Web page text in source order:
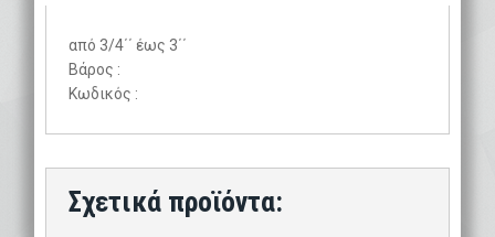
από 3/4΄΄ έως 3΄΄
Βάρος :
Κωδικός :